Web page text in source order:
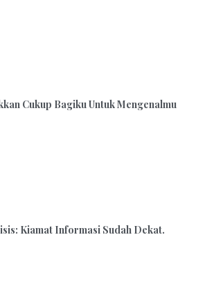
Cukup Bagiku Untuk Mengenalmu
Kiamat Informasi Sudah Dekat.